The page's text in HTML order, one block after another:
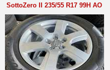
SottoZero II 235/55 R17 99H AO